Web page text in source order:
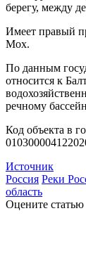
берегу, между
Имеет правый
Мох.
По данным
относится к
речному
Код объекта в
Источник
Россия Реки
область
Оцените статью